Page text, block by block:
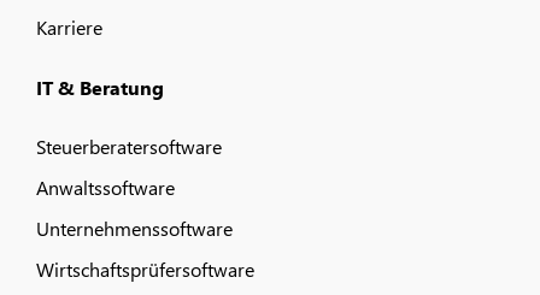
Karriere
IT & Beratung
Steuerberatersoftware
Anwaltssoftware
Unternehmenssoftware
Wirtschaftsprüfersoftware